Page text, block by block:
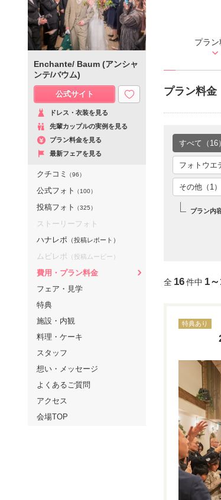
プラン
プラン料金
すべて（16）
フォトウエ
その他（1）
プラン内
全 16件中 1
特典あり
Enchante/ Baum (アンシャ
ンテ/バウム)
公式サイト
ドレス・衣装を見る
先輩カップルの実例を見る
プラン料金を見る
最新フェアを見る
クチコミ （96）
公式フォト （100）
投稿フォト （325）
ストーリーフォト
ハナレポ （投稿レポート）
ムビレポ （投稿ムービー）
費用・プラン料金
フェア・見学
特典
施設・内観
料理・ケーキ
スタッフ
想い・メッセージ
よくあるご質問
アクセス
会場TOP